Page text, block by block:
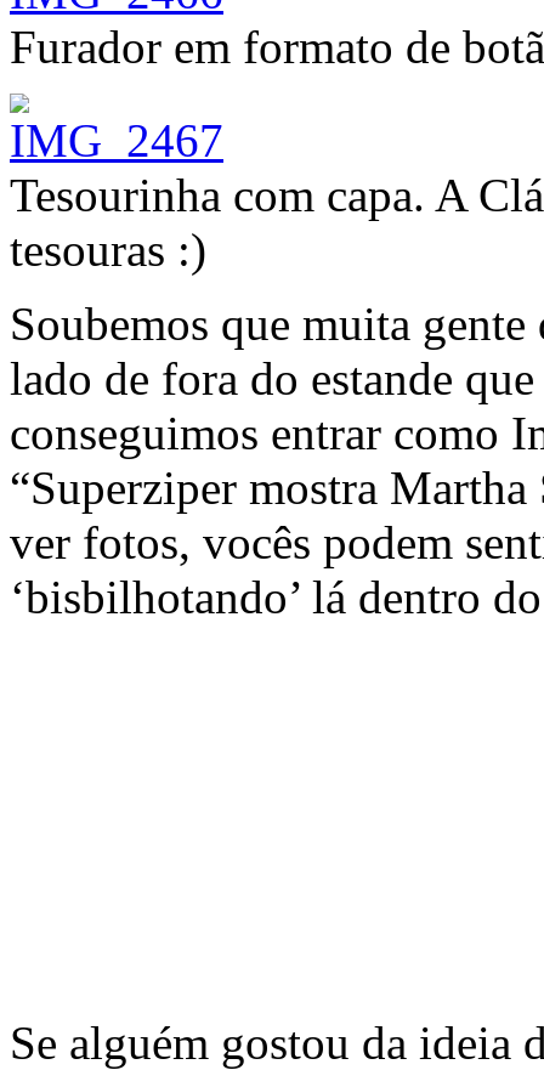
Furador em formato de
Tesourinha com capa. A
tesouras :)
Soubemos que muita
lado de fora do estande
conseguimos entrar como
“Superziper mostra
ver fotos, vocês podem
‘bisbilhotando’ lá dentro
Se alguém gostou da ideia